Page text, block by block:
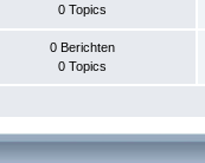
0 Topics
0 Berichten
0 Topics